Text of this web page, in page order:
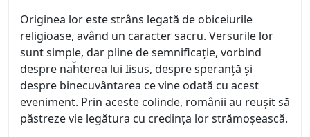
Originea lor este strâns legată de obiceiurile
religioase, având un caracter sacru. Versurile lor
sunt simple, dar pline de semnificație, vorbind
despre naȟterea lui Iisus, despre speranță și
despre binecuvântarea ce vine odată cu acest
eveniment. Prin aceste colinde, românii au reușit să
păstreze vie legătura cu credința lor strămoșească.